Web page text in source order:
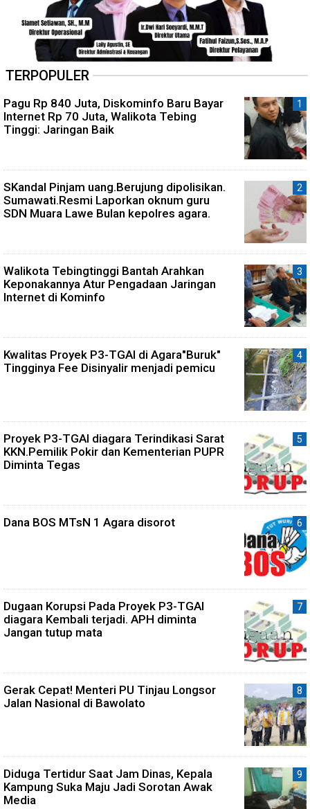
TERPOPULER
Pagu Rp 840 Juta, Diskominfo Baru Bayar
Internet Rp 70 Juta, Walikota Tebing
Tinggi: Jaringan Baik
SKandal Pinjam uang.Berujung dipolisikan.
Sumawati.Resmi Laporkan oknum guru
SDN Muara Lawe Bulan kepolres agara.
Walikota Tebingtinggi Bantah Arahkan
Keponakannya Atur Pengadaan Jaringan
Internet di Kominfo
Kwalitas Proyek P3-TGAI di Agara"Buruk"
Tingginya Fee Disinyalir menjadi pemicu
Proyek P3-TGAI diagara Terindikasi Sarat
KKN.Pemilik Pokir dan Kementerian PUPR
Diminta Tegas
Dana BOS MTsN 1 Agara disorot
Dugaan Korupsi Pada Proyek P3-TGAI
diagara Kembali terjadi. APH diminta
Jangan tutup mata
Gerak Cepat! Menteri PU Tinjau Longsor
Jalan Nasional di Bawolato
Diduga Tertidur Saat Jam Dinas, Kepala
Kampung Suka Maju Jadi Sorotan Awak
Media